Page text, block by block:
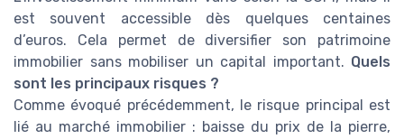
est souvent accessible dès quelques centaines
d’euros. Cela permet de diversifier son patrimoine
immobilier sans mobiliser un capital important. Quels
sont les principaux risques ?
Comme évoqué précédemment, le risque principal est
lié au marché immobilier : baisse du prix de la pierre,